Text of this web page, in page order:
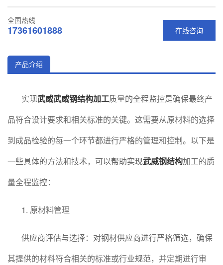
在线咨询
全国热线
17361601888
产品介绍
实现武威武威钢结构加工质量的全程监控是确保最终产
品符合设计要求和相关标准的关键。这需要从原材料的选择
到成品检验的每一个环节都进行严格的管理和控制。以下是
一些具体的方法和技术，可以帮助实现武威钢结构加工的质
量全程监控：
1. 原材料管理
供应商评估与选择：对钢材供应商进行严格筛选，确保
其提供的材料符合相关的标准或行业规范，并定期进行审